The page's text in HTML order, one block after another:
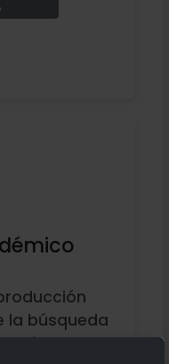
la búsqueda